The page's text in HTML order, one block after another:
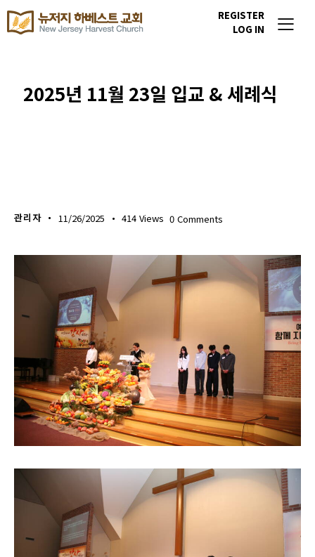
REGISTER
LOG IN
2025년 11월 23일 입교 & 세례식
관리자 11/26/2025 414 Views 0 Comments